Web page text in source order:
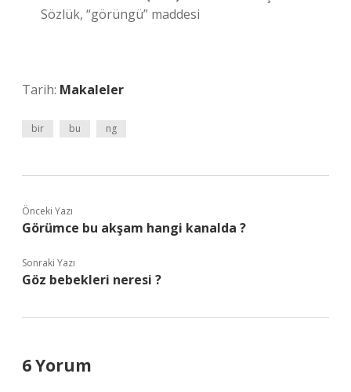
Sözlük, “görüngü” maddesi
Tarih: Makaleler
bir bu ng
Önceki Yazı
Görümce bu akşam hangi kanalda ?
Sonraki Yazı
Göz bebekleri neresi ?
6 Yorum